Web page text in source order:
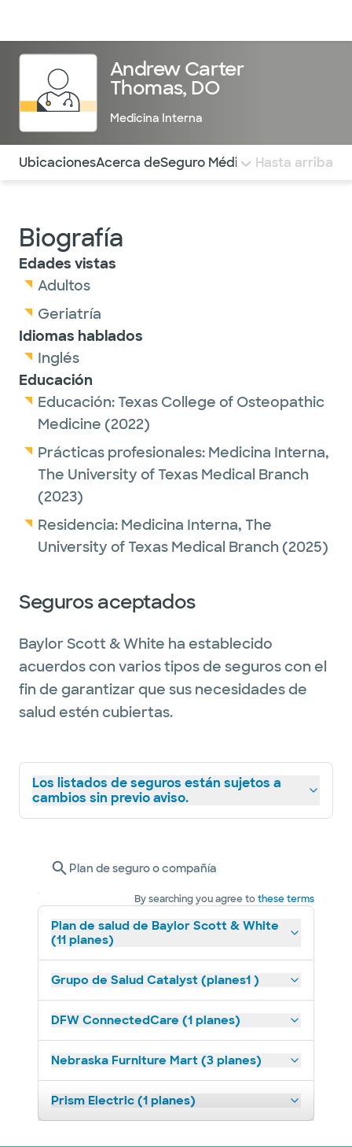
Andrew Carter
Thomas, DO
Medicina Interna
Utilice esta navegación para saltar rápidamente a
UbicacionesAcerca deSeguro Médico COMENTARIOS
Hasta arriba
Biografía
Edades vistas
Adultos
Geriatría
Idiomas hablados
Inglés
Educación
Educación:Texas College of Osteopathic
Medicine (2022)
Prácticas profesionales: Medicina Interna,
The University of Texas Medical Branch
(2023)
Residencia: Medicina Interna, The
University of Texas Medical Branch (2025)
Seguros aceptados
Baylor Scott & White ha establecido
acuerdos con varios tipos de seguros con el
fin de garantizar que sus necesidades de
salud estén cubiertas.
Los listados de seguros están sujetos a
cambios sin previo aviso.
Plan de seguro o compañía
By searching you agree tothese terms
Plan de salud de Baylor Scott & White
(11 planes)
Grupo de Salud Catalyst (planes1 )
DFW ConnectedCare (1 planes)
Nebraska Furniture Mart (3 planes)
Prism Electric (1 planes)